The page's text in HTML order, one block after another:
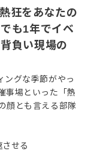
狂をあなたの
も1年でイベ
負い現場の
ングな季節がやっ
事場といった「熱
顔とも言える部隊
せる